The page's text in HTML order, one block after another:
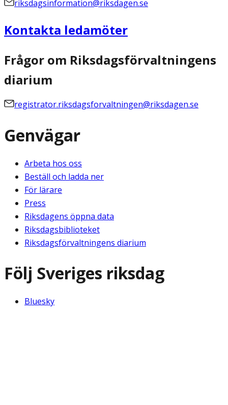
riksdagsinformation@riksdagen.se
Kontakta ledamöter
Frågor om Riksdagsförvaltningens
diarium
registrator.riksdagsforvaltningen@riksdagen.se
Genvägar
Arbeta hos oss
Beställ och ladda ner
För lärare
Press
Riksdagens öppna data
Riksdagsbiblioteket
Riksdagsförvaltningens diarium
Följ Sveriges riksdag
Bluesky